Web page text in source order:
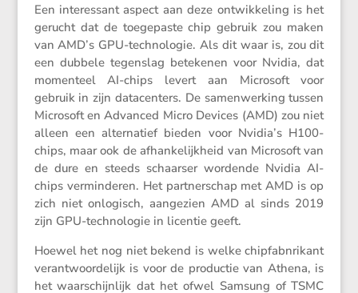
Een interes­sant aspect aan deze ontwik­ke­ling is het
gerucht dat de toege­paste chip gebruik zou maken
van AMD’s GPU-techno­logie. Als dit waar is, zou dit
een dubbele tegen­slag betekenen voor Nvidia, dat
momen­teel AI-chips levert aan Micro­soft voor
gebruik in zijn datacen­ters. De samen­wer­king tussen
Micro­soft en Advanced Micro Devices (AMD) zou niet
alleen een alter­na­tief bieden voor Nvidia’s H100-
chips, maar ook de afhan­ke­lijk­heid van Micro­soft van
de dure en steeds schaarser wordende Nvidia AI-
chips vermin­deren. Het partner­schap met AMD is op
zich niet onlogisch, aange­zien AMD al sinds 2019
zijn GPU-techno­logie in licentie geeft.
Hoewel het nog niet bekend is welke chipfabn­ri­kant
verant­woor­de­lijk is voor de productie van Athena, is
het waarschijn­lijk dat het ofwel Samsung of TSMC